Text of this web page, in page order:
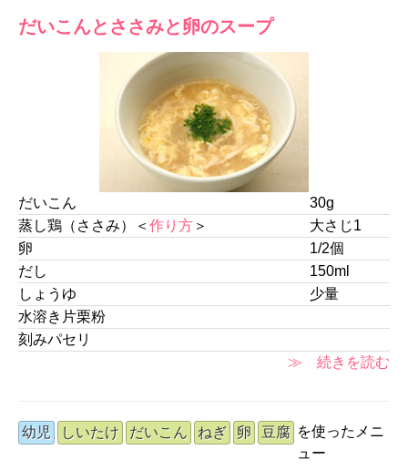
だいこんとささみと卵のスープ
だいこん
30g
蒸し鶏（ささみ）＜ 作り方 ＞
大さじ1
卵
1/2個
だし
150ml
しょうゆ
少量
水溶き片栗粉
刻みパセリ
≫ 続きを読む
幼児 しいたけ だいこん ねぎ 卵 豆腐 を使ったメニ
ュー